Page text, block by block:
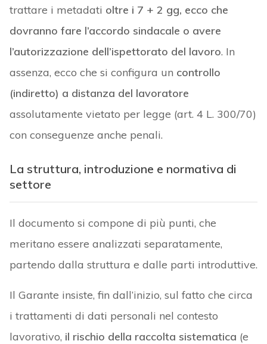
trattare i metadati oltre i 7 + 2 gg, ecco che
dovranno fare l’accordo sindacale o avere
l’autorizzazione dell’ispettorato del lavoro. In
assenza, ecco che si configura un controllo
(indiretto) a distanza del lavoratore
assolutamente vietato per legge (art. 4 L. 300/70)
con conseguenze anche penali.
La struttura, introduzione e normativa di
settore
Il documento si compone di più punti, che
meritano essere analizzati separatamente,
partendo dalla struttura e dalle parti introduttive.
Il Garante insiste, fin dall’inizio, sul fatto che circa
i trattamenti di dati personali nel contesto
lavorativo, il rischio della raccolta sistematica (e